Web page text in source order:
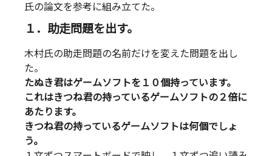
氏の論文を参考に組み立てた。
１．助走問題を出す。
木村氏の助走問題の名前だけを変えた問題を出し
た。
たぬき君はゲームソフトを１０個持っています。
これはきつね君の持っているゲームソフトの２倍に
あたります。
きつね君の持っているゲームソフトは何個でしょ
う。